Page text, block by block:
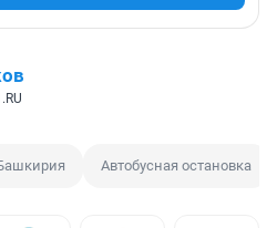
Автобусная остановка